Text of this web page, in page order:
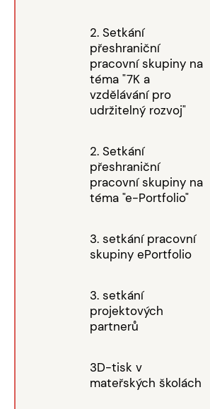
2. Setkání
přeshraniční
pracovní skupiny na
téma "7K a
vzdělávání pro
udržitelný rozvoj"
2. Setkání
přeshraniční
pracovní skupiny na
téma "e-Portfolio"
3. setkání pracovní
skupiny ePortfolio
3. setkání
projektových
partnerů
3D-tisk v
mateřských školách